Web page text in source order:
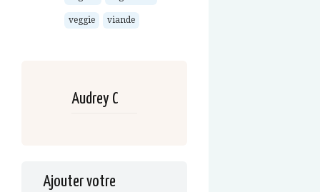
veggie viande
Audrey C
Ajouter votre